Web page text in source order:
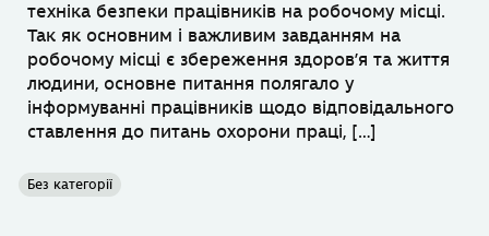
техніка безпеки працівників на робочому місці.
Так як основним і важливим завданням на
робочому місці є збереження здоров’я та життя
людини, основне питання полягало у
інформуванні працівників щодо відповідального
ставлення до питань охорони праці, […]
Без категорії